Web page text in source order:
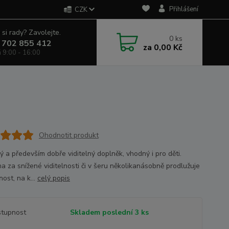
CZK Přihlášení
rady? Zavolejte.
855 412
9:00 - 16:00
0 ks
za 0,00 Kč
Ohodnotit produkt
a především dobře viditelný doplněk, vhodný i pro děti.
za snížené viditelnosti či v šeru několikanásobně prodlužuje
na k... celý popis
Skladem poslední 3 ks